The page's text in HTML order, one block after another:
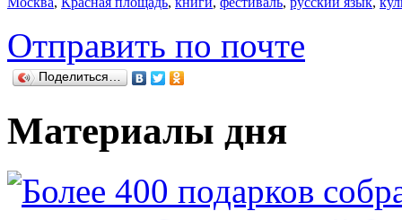
Отправить по почте
Поделиться…
Материалы дня